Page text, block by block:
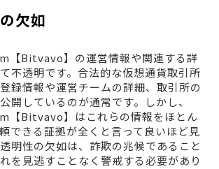
欠如
【Bitvavo】の運営情報や関連する詳
不透明です。合法的な仮想通貨取引所
録情報や運営チームの詳細、取引所の
開しているのが通常です。しかし、
【Bitvavo】はこれらの情報をほとん
できる証拠が全くと言って良いほど見
明性の欠如は、詐欺の兆候であること
を見逃すことなく警戒する必要があり